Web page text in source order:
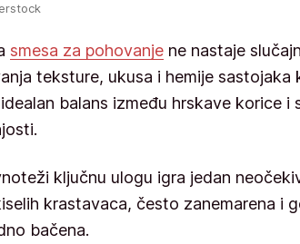
smesa za pohovanje ne nastaje
teksture, ukusa i hemije sastojaka
balans između hrskave korice i
ključnu ulogu igra jedan
krastavaca, često zanemarena i
bačena.